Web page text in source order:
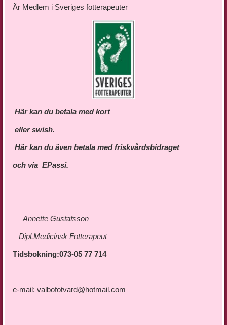
Är Medlem i Sveriges fotterapeuter
Här kan du betala med kort
eller swish.
Här kan du även betala med friskvårdsbidraget
och via EPassi.
Annette Gustafsson
Dipl.Medicinsk Fotterapeut
Tidsbokning:073-05 77 714
e-mail: valbofotvard@hotmail.com